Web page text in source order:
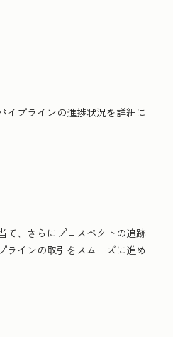
イプラインの進捗状況を詳細に
て、さらにプロスペクトの追跡
ラインの取引をスムーズに進め